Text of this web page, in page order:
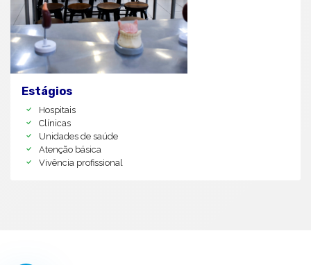
Estágios
Hospitais
Clínicas
Unidades de saúde
Atenção básica
Vivência profissional